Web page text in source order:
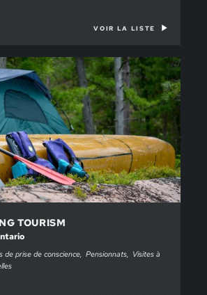
VOIR LA LISTE
TOURISM
de prise de conscience Pensionnats
Visites à